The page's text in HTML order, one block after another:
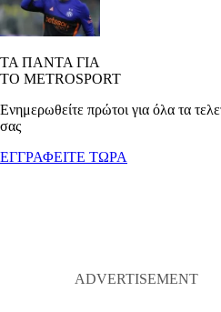
ΤΑ ΠΑΝΤΑ ΓΙΑ
ΤΟ METROSPORT
Ενημερωθείτε πρώτοι για όλα τα
σας
ΕΓΓΡΑΦΕΙΤΕ ΤΩΡΑ